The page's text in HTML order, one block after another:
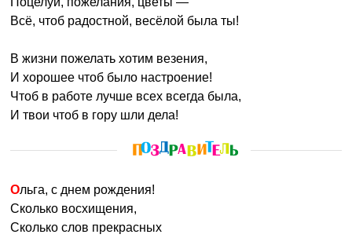
Всё, чтоб радостной, весёлой была ты!
В жизни пожелать хотим везения,
И хорошее чтоб было настроение!
Чтоб в работе лучше всех всегда была,
И твои чтоб в гору шли дела!
Ольга, с днем рождения!
Сколько восхищения,
Сколько слов прекрасных